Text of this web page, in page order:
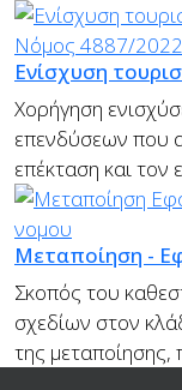
Ενίσχυση
Χορήγηση
επενδύσεων που
επέκταση και τον
Μεταποίηση -
Σκοπός του
σχεδίων στον
της μεταποίησης,